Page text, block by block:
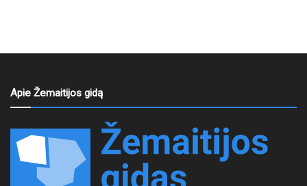
Apie Žemaitijos gidą